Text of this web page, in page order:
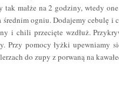
małże na 2 godziny, wtedy
ogniu. Dodajemy cebulę
i chili przecięte wzdłuż.
Przy pomocy łyżki upewniamy
do zupy z porwaną na